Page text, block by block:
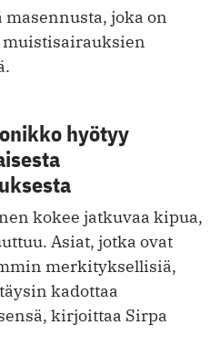
masennusta, joka on
muisti­sairauksien
hyötyy
kokee jatkuvaa kipua,
Asiat, jotka ovat
merkityksellisiä,
kadottaa
kirjoittaa Sirpa